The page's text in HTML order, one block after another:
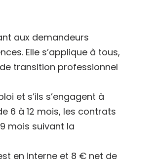
aux demandeurs
Elle s’applique à tous,
transition professionnel
et s’ils s’engagent à
6 à 12 mois, les contrats
mois suivant la
en interne et 8 € net de